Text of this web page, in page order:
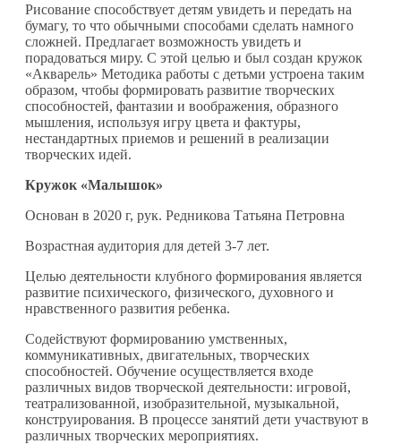
Рисование способствует детям увидеть и передать на
бумагу, то что обычными способами сделать намного
сложней. Предлагает возможность увидеть и
порадоваться миру. С этой целью и был создан кружок
«Акварель» Методика работы с детьми устроена таким
образом, чтобы формировать развитие творческих
способностей, фантазии и воображения, образного
мышления, используя игру цвета и фактуры,
нестандартных приемов и решений в реализации
творческих идей.
Кружок «Малышок»
Основан в 2020 г, рук. Редникова Татьяна Петровна
Возрастная аудитория для детей 3-7 лет.
Целью деятельности клубного формирования является
развитие психического, физического, духовного и
нравственного развития ребенка.
Содействуют формированию умственных,
коммуникативных, двигательных, творческих
способностей. Обучение осуществляется входе
различных видов творческой деятельности: игровой,
театрализованной, изобразительной, музыкальной,
конструирования. В процессе занятий дети участвуют в
различных творческих мероприятиях.